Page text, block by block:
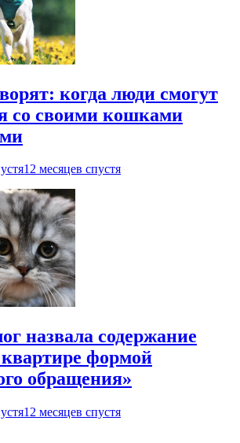
когда люди смогут
со своими кошками
12 месяцев спустя
назвала содержание
формой
обращения»
12 месяцев спустя